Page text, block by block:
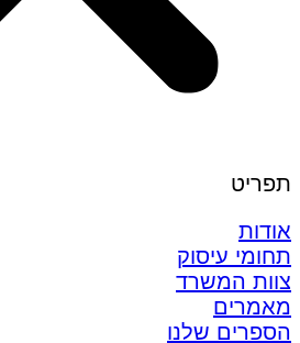
תפריט
אודות
תחומי עיסוק
צוות המשרד
מאמרים
הספרים שלנו